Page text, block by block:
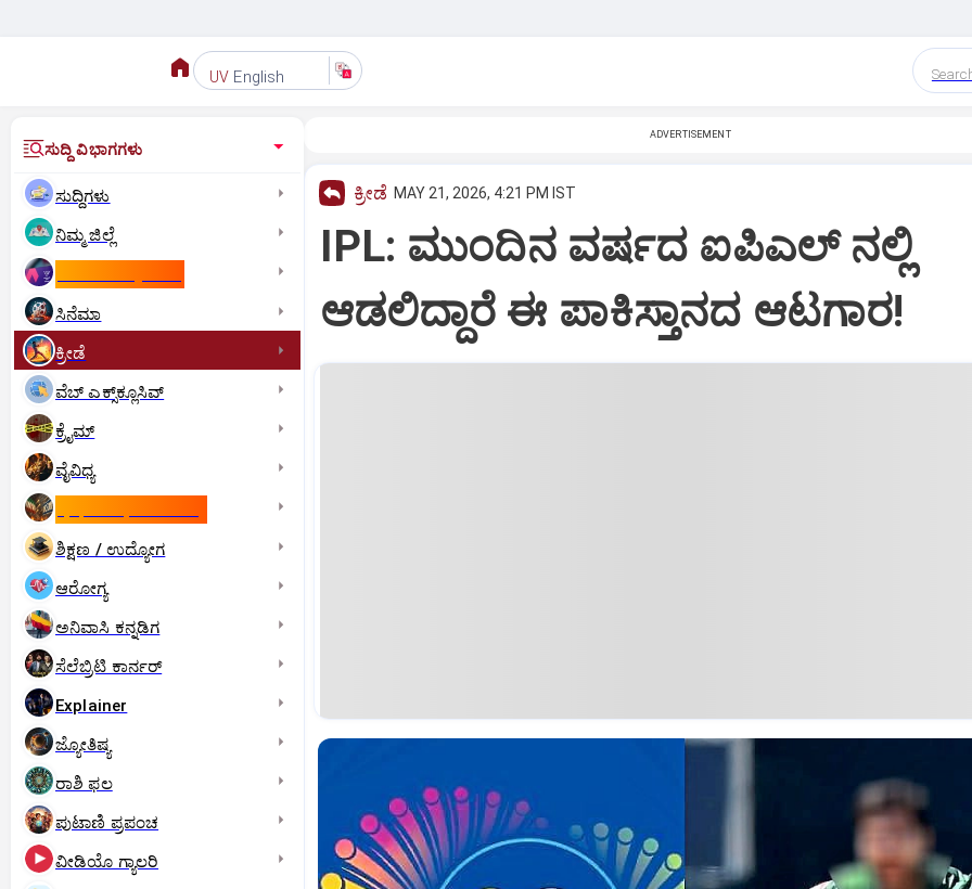
UV English
ಸುದ್ದಿ ವಿಭಾಗಗಳು
ಸುದ್ದಿಗಳು
ನಿಮ್ಮ ಜಿಲ್ಲೆ
ಸಿನೆಮಾ
ಕ್ರೀಡೆ
ವೆಬ್ ಎಕ್ಸ್‌ಕ್ಲೂಸಿವ್
ಕ್ರೈಮ್
ವೈವಿಧ್ಯ
ಶಿಕ್ಷಣ / ಉದ್ಯೋಗ
ಆರೋಗ್ಯ
ಅನಿವಾಸಿ ಕನ್ನಡಿಗ
ಸೆಲೆಬ್ರಿಟಿ ಕಾರ್ನರ್‌
Explainer
ಜ್ಯೋತಿಷ್ಯ
ರಾಶಿ ಫಲ
ಪುಟಾಣಿ ಪ್ರಪಂಚ
ವೀಡಿಯೊ ಗ್ಯಾಲರಿ
ADVERTISEMENT
ಕ್ರೀಡೆ MAY 21, 2026, 4:21 PM IST
IPL: ಮುಂದಿನ ವರ್ಷದ ಐಪಿಎಲ್‌ ನಲ್ಲಿ
ಆಡಲಿದ್ದಾರೆ ಈ ಪಾಕಿಸ್ತಾನದ ಆಟಗಾರ!